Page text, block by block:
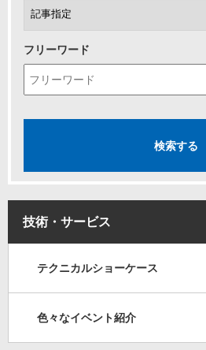
フリーワード
技術・サービス
テクニカルショーケース
色々なイベント紹介